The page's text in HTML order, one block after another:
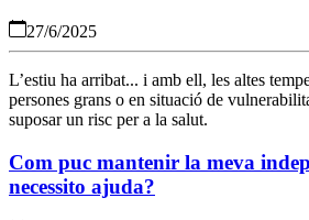
27/6/2025
L’estiu ha arribat... i amb ell, les altes
persones grans o en situació de
suposar un risc per a la salut.
Com puc mantenir la meva
necessito ajuda?